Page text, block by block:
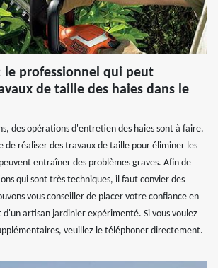
le professionnel qui peut
de taille des haies dans le
des opérations d'entretien des haies sont à faire.
de réaliser des travaux de taille pour éliminer les
entraîner des problèmes graves. Afin de
qui sont très techniques, il faut convier des
vous conseiller de placer votre confiance en
artisan jardinier expérimenté. Si vous voulez
veuillez le téléphoner directement.